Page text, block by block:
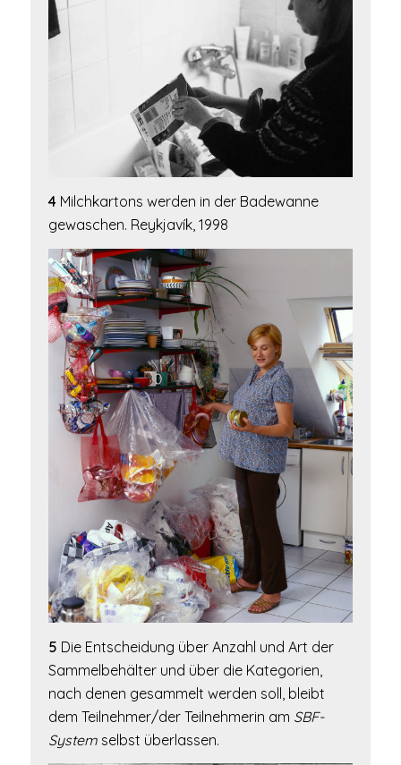
4Milchkartons werden in der Badewanne
gewaschen. Reykjavík, 1998
5 Die Entscheidung über Anzahl und Art der
Sammelbehälter und über die Kategorien,
nach denen gesammelt werden soll, bleibt
dem Teilnehmer/der Teilnehmerin am SBF-
Systemselbst überlassen.